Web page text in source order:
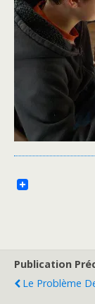
Publication
Le Problème